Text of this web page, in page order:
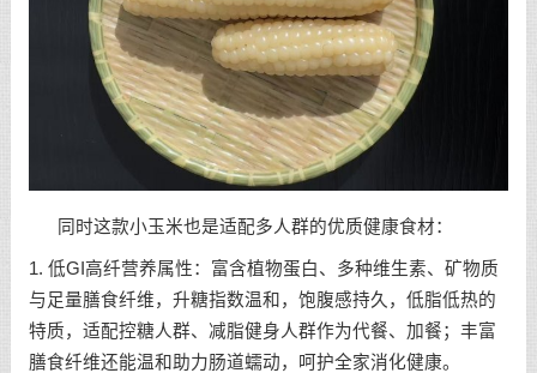
同时这款小玉米也是适配多人群的优质健康食材：
1. 低GI高纤营养属性：富含植物蛋白、多种维生素、矿物质
与足量膳食纤维，升糖指数温和，饱腹感持久，低脂低热的
特质，适配控糖人群、减脂健身人群作为代餐、加餐；丰富
膳食纤维还能温和助力肠道蠕动，呵护全家消化健康。